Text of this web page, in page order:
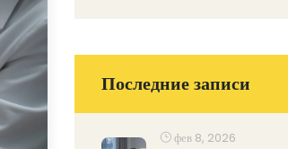
Последние записи
фев 8, 2026